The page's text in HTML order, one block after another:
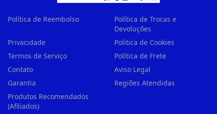
Política de Reembolso
Política de Trocas e
Devoluções
Privacidade
Política de Cookies
Termos de Serviço
Política de Frete
Contato
Aviso Legal
Garantia
Regiões Atendidas
Produtos Recomendados
(Afiliados)